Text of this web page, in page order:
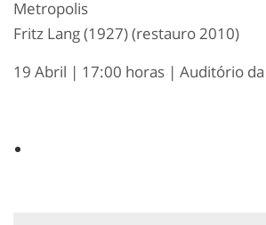
Metropolis
Fritz Lang (1927) (restauro 2010)
19 Abril | 17:00 horas | Auditório